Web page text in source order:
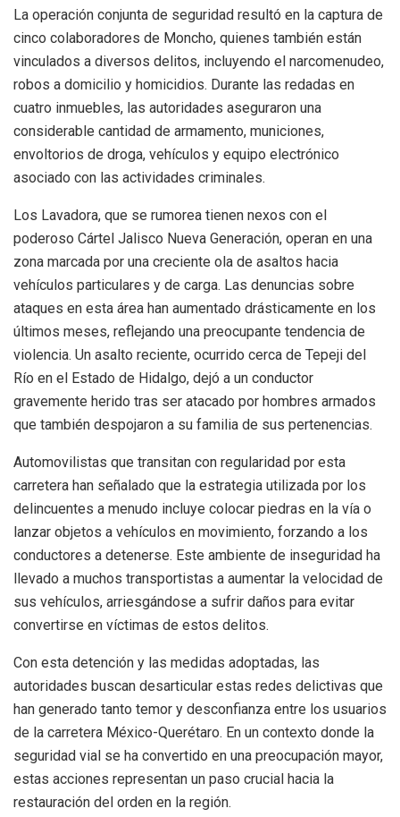
La operación conjunta de seguridad resultó en la captura de
cinco colaboradores de Moncho, quienes también están
vinculados a diversos delitos, incluyendo el narcomenudeo,
robos a domicilio y homicidios. Durante las redadas en
cuatro inmuebles, las autoridades aseguraron una
considerable cantidad de armamento, municiones,
envoltorios de droga, vehículos y equipo electrónico
asociado con las actividades criminales.
Los Lavadora, que se rumorea tienen nexos con el
poderoso Cártel Jalisco Nueva Generación, operan en una
zona marcada por una creciente ola de asaltos hacia
vehículos particulares y de carga. Las denuncias sobre
ataques en esta área han aumentado drásticamente en los
últimos meses, reflejando una preocupante tendencia de
violencia. Un asalto reciente, ocurrido cerca de Tepeji del
Río en el Estado de Hidalgo, dejó a un conductor
gravemente herido tras ser atacado por hombres armados
que también despojaron a su familia de sus pertenencias.
Automovilistas que transitan con regularidad por esta
carretera han señalado que la estrategia utilizada por los
delincuentes a menudo incluye colocar piedras en la vía o
lanzar objetos a vehículos en movimiento, forzando a los
conductores a detenerse. Este ambiente de inseguridad ha
llevado a muchos transportistas a aumentar la velocidad de
sus vehículos, arriesgándose a sufrir daños para evitar
convertirse en víctimas de estos delitos.
Con esta detención y las medidas adoptadas, las
autoridades buscan desarticular estas redes delictivas que
han generado tanto temor y desconfianza entre los usuarios
de la carretera México-Querétaro. En un contexto donde la
seguridad vial se ha convertido en una preocupación mayor,
estas acciones representan un paso crucial hacia la
restauración del orden en la región.